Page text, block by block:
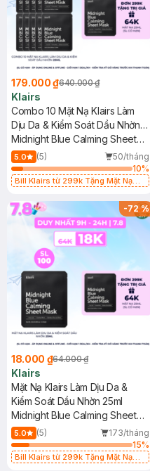
179.000 ₫640.000 ₫
Klairs
Combo 10 Mặt Nạ Klairs Làm
Dịu Da & Kiểm Soát Dầu Nhờn
25ml
Midnight Blue Calming Sheet
Mask
5.0 (5)
50/tháng
10%
Bill Klairs từ 299k Tặng Mặt Nạ
25ml (SL Có Hạn)
-72%
18.000 ₫64.000 ₫
Klairs
Mặt Nạ Klairs Làm Dịu Da &
Kiểm Soát Dầu Nhờn 25ml
Midnight Blue Calming Sheet
Mask
5.0 (5)
173/tháng
15%
Bill Klairs từ 299k Tặng Mặt Nạ